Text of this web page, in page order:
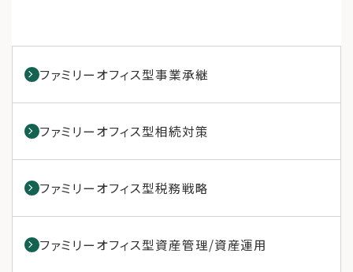
ファミリーオフィス型事業承継
ファミリーオフィス型相続対策
ファミリーオフィス型税務戦略
ファミリーオフィス型資産管理/資産運用